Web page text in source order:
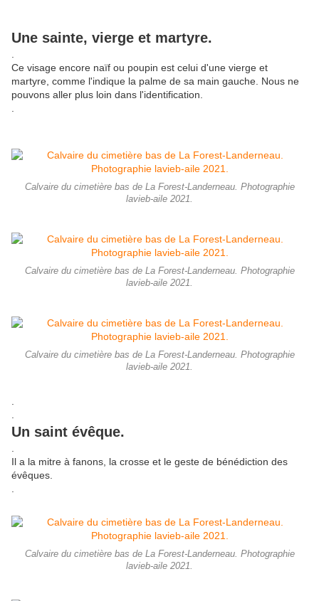
Une sainte, vierge et martyre.
Ce visage encore naïf ou poupin est celui d'une vierge et
martyre, comme l'indique la palme de sa main gauche. Nous ne
pouvons aller plus loin dans l'identification.
Calvaire du cimetière bas de La Forest-Landerneau. Photographie
lavieb-aile 2021.
Calvaire du cimetière bas de La Forest-Landerneau. Photographie
lavieb-aile 2021.
Calvaire du cimetière bas de La Forest-Landerneau. Photographie
lavieb-aile 2021.
Un saint évêque.
Il a la mitre à fanons, la crosse et le geste de bénédiction des
évêques.
Calvaire du cimetière bas de La Forest-Landerneau. Photographie
lavieb-aile 2021.